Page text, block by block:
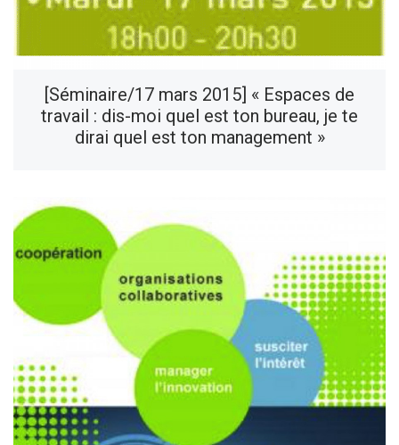
[Séminaire/17 mars 2015] « Espaces de
travail : dis-moi quel est ton bureau, je te
dirai quel est ton management »